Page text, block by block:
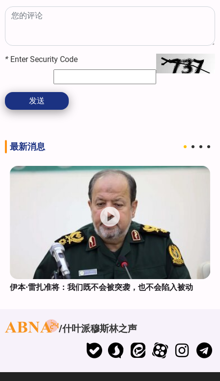
* Enter Security Code
发送
最新消息
伊本·雷扎准将：我们既不会被突袭，也不会陷入被动
什叶派穆斯林之声